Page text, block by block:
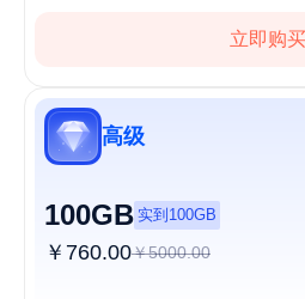
立即购买
高级
100GB 实到100GB
￥760.00￥5000.00